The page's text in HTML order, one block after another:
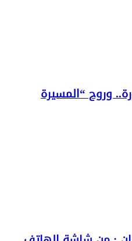
وروح “المسيرة